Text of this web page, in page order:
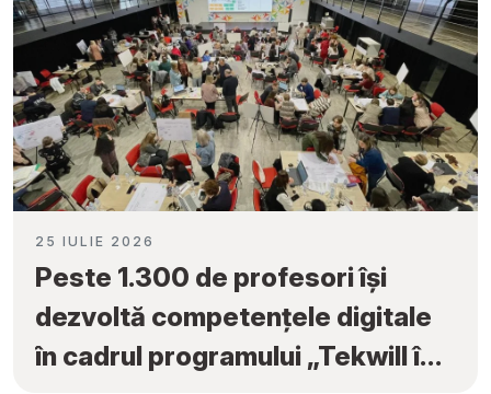
25 IULIE 2026
Peste 1.300 de profesori își
dezvoltă competențele digitale
în cadrul programului „Tekwill în